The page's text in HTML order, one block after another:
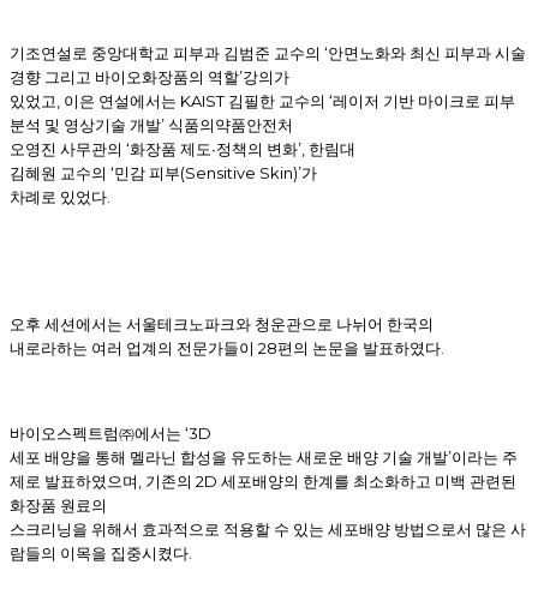
기조연설로 중앙대학교 피부과 김범준 교수의 ‘안면노화와 최신 피부과 시술
경향 그리고 바이오화장품의 역할’강의가
있었고 이은 연설에서는 KAIST 김필한 교수의 ‘레이저 기반 마이크로 피부
분석 및 영상기술 개발’ 식품의약품안전처
오영진 사무관의 ‘화장품 제도∙정책의 변화’, 한림대
김혜원 교수의 ‘민감 피부(Sensitive Skin)’가
차례로 있었다
오후 세션에서는 서울테크노파크와 청운관으로 나뉘어 한국의
내로라하는 여러 업계의 전문가들이 28편의 논문을 발표하였다
바이오스펙트럼㈜에서는 ‘3D
세포 배양을 통해 멜라닌 합성을 유도하는 새로운 배양 기술 개발’이라는 주
제로 발표하였으며 기존의 2D 세포배양의 한계를 최소화하고 미백 관련된
화장품 원료의
스크리닝을 위해서 효과적으로 적용할 수 있는 세포배양 방법으로서 많은 사
람들의 이목을 집중시켰다